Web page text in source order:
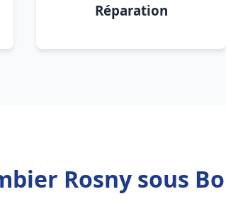
Réparation
Rosny sous